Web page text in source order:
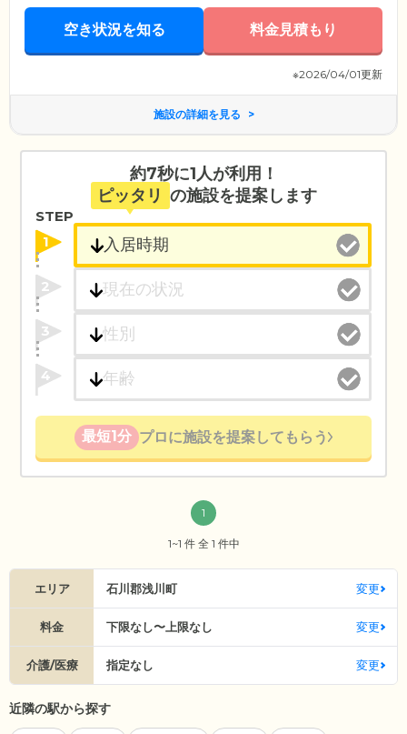
空き状況を知る 料金見積もり
※2026/04/01更新
施設の詳細を見る
約7秒に1人が利用！
ピッタリ の施設を提案します
STEP
1
2
3
4
最短1分 プロに施設を提案してもらう
1
1~1 件 全 1 件中
エリア 石川郡浅川町 変更
料金 下限なし〜上限なし 変更
介護/医療 指定なし 変更
近隣の駅から探す